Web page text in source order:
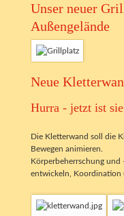
Unser neuer
Außengelände
Neue
Hurra - jetzt ist
Die Kletterwand soll die
Bewegen animieren.
Körperbeherrschung und
entwickeln, Koordination